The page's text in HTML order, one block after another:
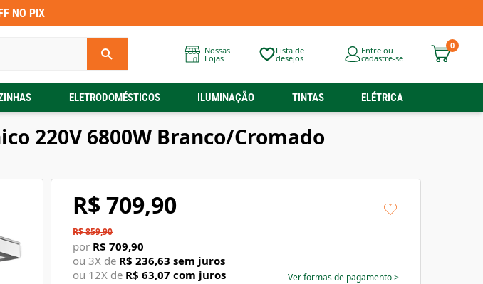
NO PIX
Nossas
Lojas
Lista de
desejos
Entre ou
cadastre-se
0
ELETRODOMÉSTICOS ILUMINAÇÃO TINTAS ELÉTRICA
220V 6800W Branco/Cromado
R$ 709,90
R$ 859,90
por R$ 709,90
ou 3X de R$ 236,63 sem juros
ou 12X de R$ 63,07 com juros Ver formas de pagamento>